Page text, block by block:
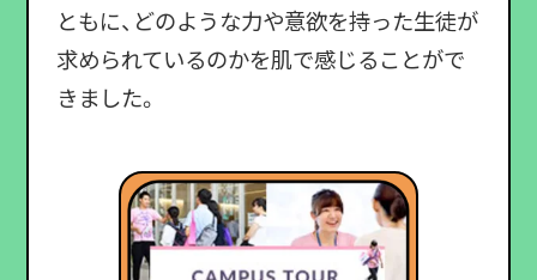
ともに、どのような力や意欲を持った生徒が
求められているのかを肌で感じることがで
きました。